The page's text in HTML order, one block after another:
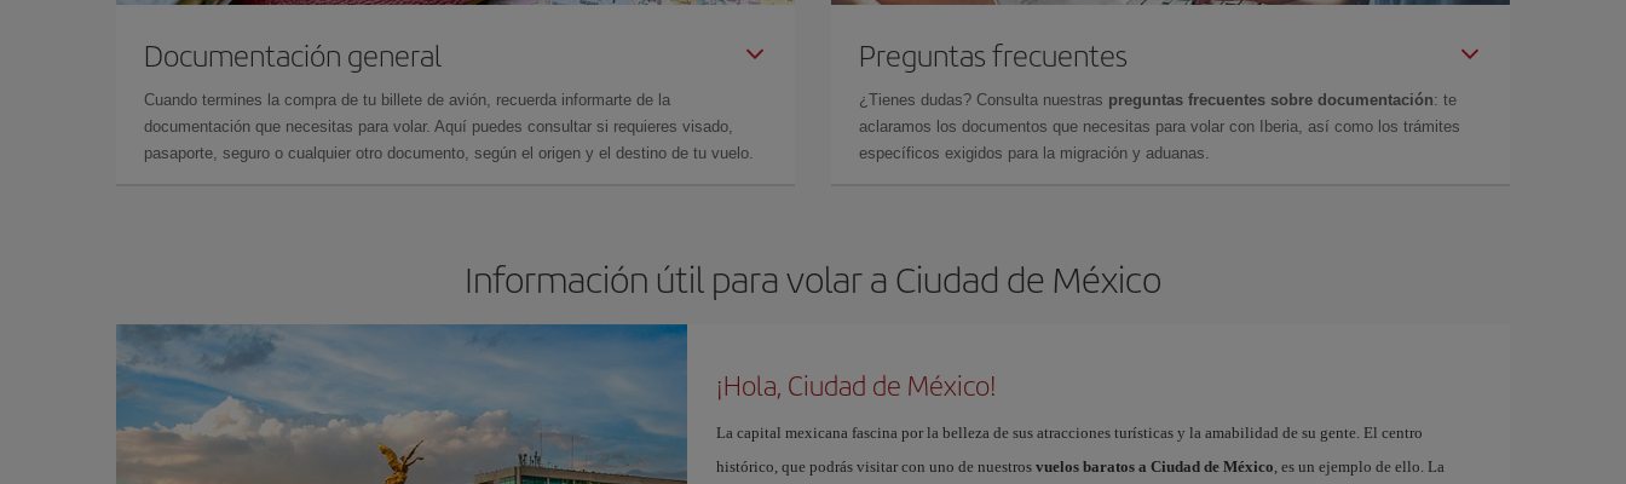
Documentación general
Cuando termines la compra de tu billete de avión, recuerda informarte de la
documentación que necesitas para volar. Aquí puedes consultar si requieres visado,
pasaporte, seguro o cualquier otro documento, según el origen y el destino de tu vuelo.
Preguntas frecuentes
¿Tienes dudas? Consulta nuestras preguntas frecuentes sobre documentación: te
aclaramos los documentos que necesitas para volar con Iberia, así como los trámites
específicos exigidos para la migración y aduanas.
Información útil para volar a Ciudad de México
¡Hola, Ciudad de México!
La capital mexicana fascina por la belleza de sus atracciones turísticas y la amabilidad de su gente. El centro
histórico, que podrás visitar con uno de nuestros vuelos baratos a Ciudad de México, es un ejemplo de ello. La